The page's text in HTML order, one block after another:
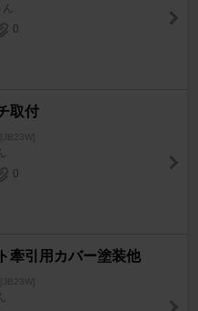
0
取付
[JB23W]
0
牽引用カバー塗装他
[JB23W]